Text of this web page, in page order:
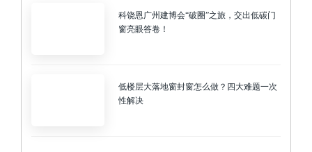
科饶恩广州建博会“破圈”之旅，交出低碳门
窗亮眼答卷！
低楼层大落地窗封窗怎么做？四大难题一次
性解决